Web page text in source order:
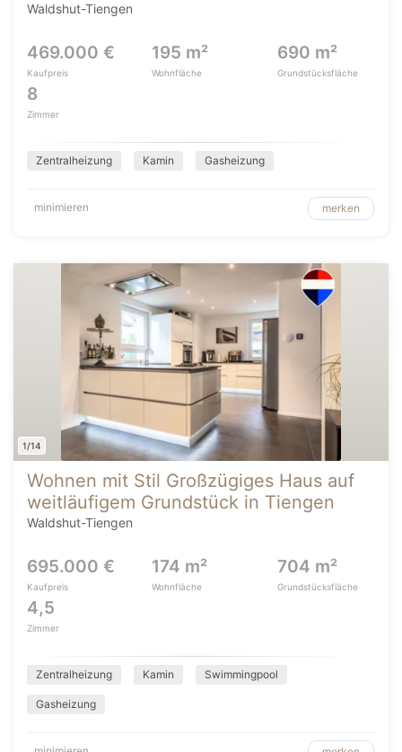
Waldshut-Tiengen
469.000 €
Kaufpreis
195 m²
Wohnfläche
690 m²
Grundstücksfläche
8
Zimmer
Zentralheizung Kamin Gasheizung
minimieren merken
1/14
Wohnen mit Stil Großzügiges Haus auf
weitläufigem Grundstück in Tiengen
Waldshut-Tiengen
695.000 €
Kaufpreis
174 m²
Wohnfläche
704 m²
Grundstücksfläche
4,5
Zimmer
Zentralheizung Kamin Swimmingpool
Gasheizung